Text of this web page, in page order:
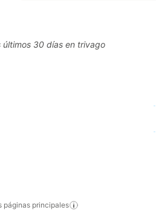
últimos 30 días en trivago
páginas principales